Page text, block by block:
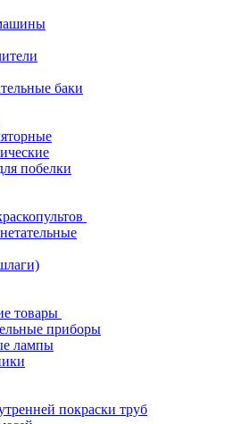
баки
побелки
товары
приборы
лампы
покраски труб